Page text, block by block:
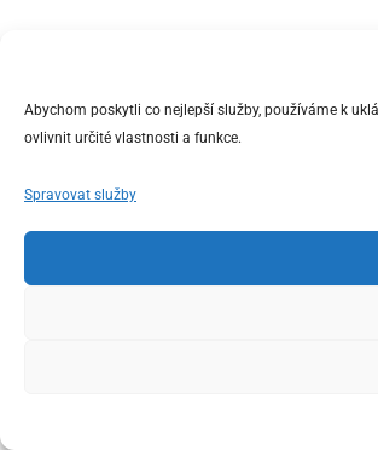
Abychom poskytli co nejlepší služby, používáme k
ovlivnit určité vlastnosti a funkce.
Spravovat služby